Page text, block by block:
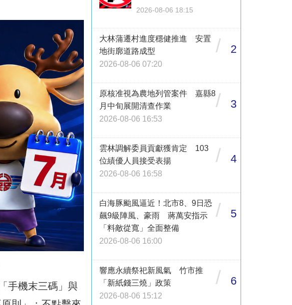
手機末三碼」與
2026-08-06 18:15
大林蒲遷村進度穩健推進 安置
地街廓道路成型
2026-08-06 07:20
/ 2
原核准視為農地列管案件 嘉縣8
月中旬展開清查作業
2026-08-06 16:53
/ 3
雲林調解委員貢獻獲肯定 103
位績優人員接受表揚
2026-08-06 16:58
/ 4
白海豚颱風逼近！北市8、9日恐
飆9級陣風、豪雨 蔣萬安指示
「料敵從寬」全面整備
2026-08-06 16:00
/ 5
響應永續祭祀新風氣 竹市推
「新紙錢三燒」政策
2026-08-06 15:12
/ 6